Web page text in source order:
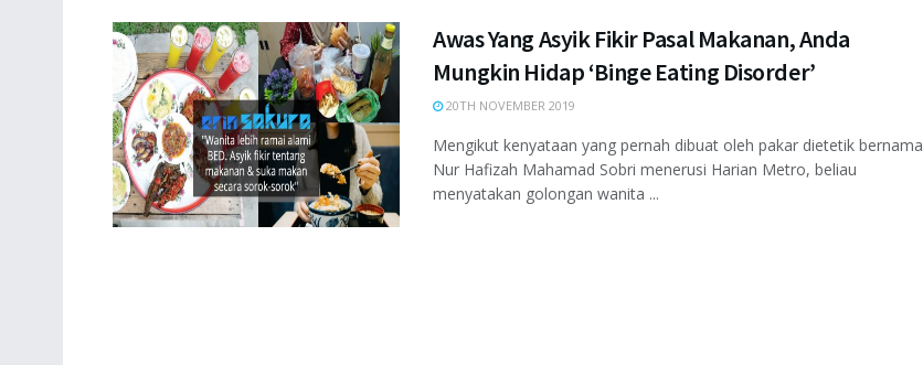
Awas Yang Asyik Fikir Pasal Makanan, Anda
Mungkin Hidap ‘Binge Eating Disorder’
20TH NOVEMBER 2019
Mengikut kenyataan yang pernah dibuat oleh pakar dietetik bernama
Nur Hafizah Mahamad Sobri menerusi Harian Metro, beliau
menyatakan golongan wanita ...